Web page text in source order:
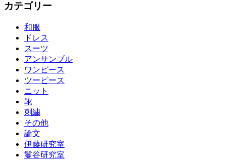
カテゴリー
和服
ドレス
スーツ
アンサンブル
ワンピース
ツーピース
ニット
靴
刺繍
その他
論文
伊藤研究室
鬘谷研究室